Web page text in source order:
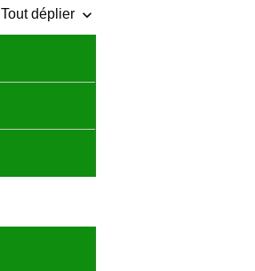
Tout déplier keyboard_arrow_down